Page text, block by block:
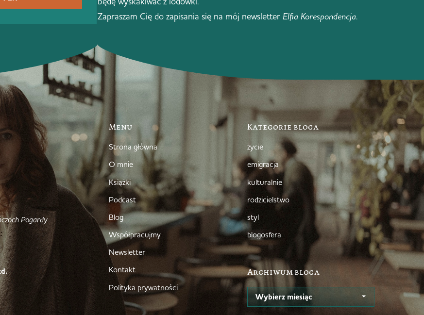
Zapraszam Cię do zapisania się na mój newsletter Elfia Korespondencja.
Pogardy
Menu
Strona główna
O mnie
Książki
Podcast
Blog
Współpracujmy
Newsletter
Kontakt
Polityka prywatności
Kategorie bloga
życie
emigracja
kulturalnie
rodzicielstwo
styl
blogosfera
Archiwum bloga